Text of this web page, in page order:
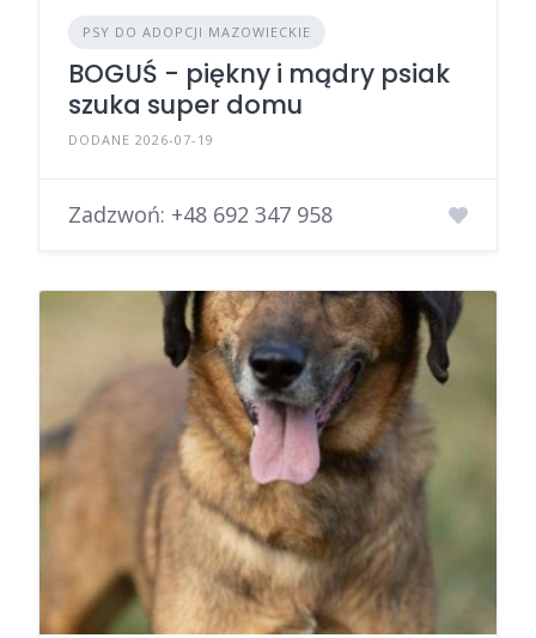
PSY DO ADOPCJI MAZOWIECKIE
BOGUŚ - piękny i mądry psiak
szuka super domu
DODANE 2026-07-19
Zadzwoń: +48 692 347 958